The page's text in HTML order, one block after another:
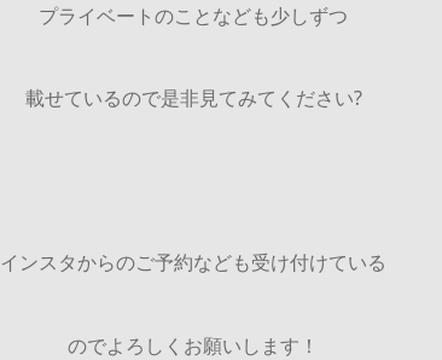
プライベートのことなども少しずつ
載せているので是非見てみてください?
インスタからのご予約なども受け付けている
のでよろしくお願いします！